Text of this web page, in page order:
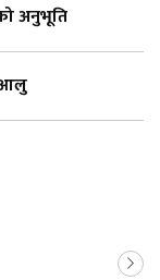
अनुभूति
आलु